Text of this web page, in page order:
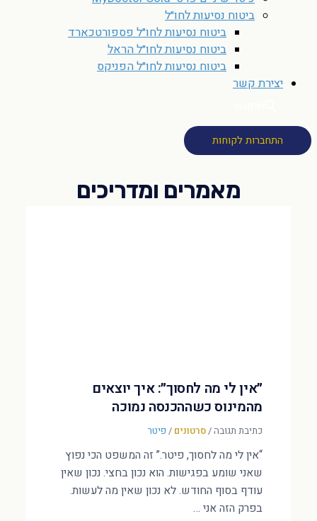
ביטוח נסיעות לחו״ל
ביטוח נסיעות לחו״ל פספורטכארד
ביטוח נסיעות לחו״ל הראל
ביטוח נסיעות לחו״ל הפניקס
יצירת קשר
התחברות לקוחות
״אין לי מה לחסוך״: איך יוצאים
מהמינוס כשההכנסה נמוכה
כתיבת תגובה/סרטונים / פיטר
“אין לי מה לחסוך, פיטר.” זה המשפט הכי נפוץ
שאני שומע בפגישות. הוא נכון בחצי. נכון שאין
עודף בסוף החודש. לא נכון שאין מה לעשות.
בפרק הזה אני …